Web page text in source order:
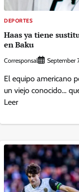
DEPORTES
Haas ya tiene
en Baku
Corresponsal September
El equipo americano
un viejo conocido…
Leer